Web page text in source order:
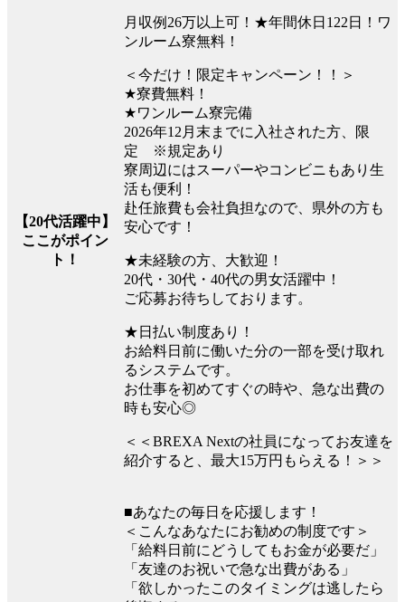
【20代活躍中】
ここがポイン
ト！
月収例26万以上可！★年間休日122日！ワ
ンルーム寮無料！
＜今だけ！限定キャンペーン！！＞
★寮費無料！
★ワンルーム寮完備
2026年12月末までに入社された方、限
定 ※規定あり
寮周辺にはスーパーやコンビニもあり生
活も便利！
赴任旅費も会社負担なので、県外の方も
安心です！
★未経験の方、大歓迎！
20代・30代・40代の男女活躍中！
ご応募お待ちしております。
★日払い制度あり！
お給料日前に働いた分の一部を受け取れ
るシステムです。
お仕事を初めてすぐの時や、急な出費の
時も安心◎
＜＜BREXA Nextの社員になってお友達を
紹介すると、最大15万円もらえる！＞＞
■あなたの毎日を応援します！
＜こんなあなたにお勧めの制度です＞
「給料日前にどうしてもお金が必要だ」
「友達のお祝いで急な出費がある」
「欲しかったこのタイミングは逃したら